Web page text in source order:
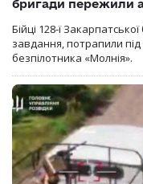
бригади пережили
Бійці 128-ї
завдання, потрапили під
безпілотника «Молнія».